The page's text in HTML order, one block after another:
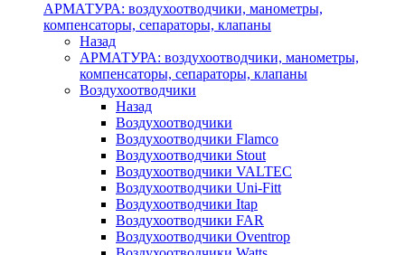
АРМАТУРА: воздухоотводчики, манометры,
компенсаторы, сепараторы, клапаны
Назад
АРМАТУРА: воздухоотводчики, манометры,
компенсаторы, сепараторы, клапаны
Воздухоотводчики
Назад
Воздухоотводчики
Воздухоотводчики Flamco
Воздухоотводчики Stout
Воздухоотводчики VALTEC
Воздухоотводчики Uni-Fitt
Воздухоотводчики Itap
Воздухоотводчики FAR
Воздухоотводчики Oventrop